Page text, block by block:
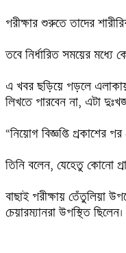
পরীক্ষার শুরুতে তাদের
তবে নির্ধারিত সময়ের মধ্যে
এ খবর ছড়িয়ে পড়লে এলাকায়
লিখতে পারবেন না, এটা
“নিয়োগ বিজ্ঞপ্তি প্রকাশের
তিনি বলেন, যেহেতু কোনো
বাছাই পরীক্ষায় তেঁতুলিয়া